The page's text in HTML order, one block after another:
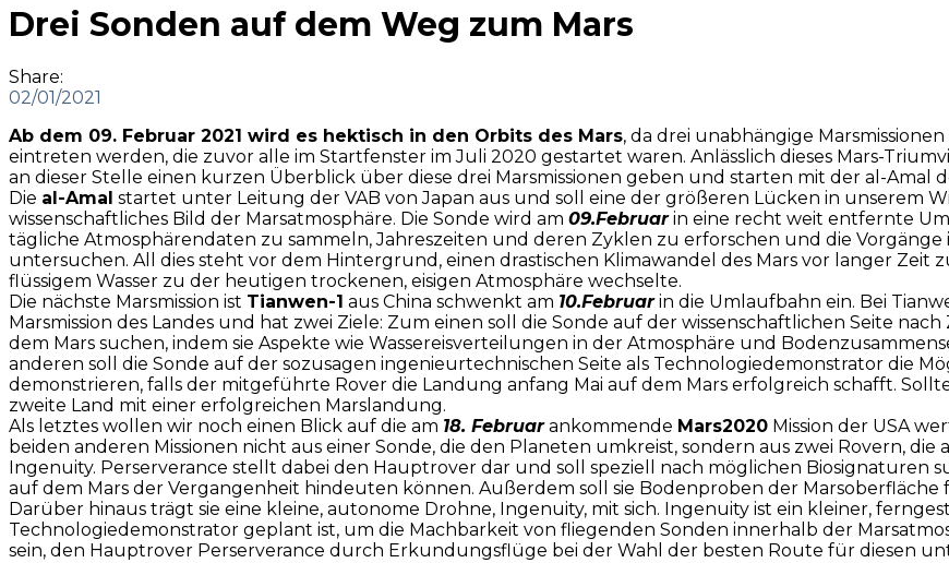
Drei Sonden auf dem Weg zum Mars
Share:
02/01/2021
Ab dem 09. Februar 2021 wird es hektisch in den Orbits des Mars, da drei unabhängige
eintreten werden, die zuvor alle im Startfenster im Juli 2020 gestartet waren. Anlässlich dieses Mars-
an dieser Stelle einen kurzen Überblick über diese drei Marsmissionen geben und starten mit der al-Amal
Die al-Amal startet unter Leitung der VAB von Japan aus und soll eine der größeren Lücken in unserem
wissenschaftliches Bild der Marsatmosphäre. Die Sonde wird am 09.Februarin eine recht weit entfernte
tägliche Atmosphärendaten zu sammeln, Jahreszeiten und deren Zyklen zu erforschen und die
untersuchen. All dies steht vor dem Hintergrund, einen drastischen Klimawandel des Mars vor langer Zeit
flüssigem Wasser zu der heutigen trockenen, eisigen Atmosphäre wechselte.
Die nächste Marsmission ist Tianwen-1 aus China schwenkt am 10.Februarin die Umlaufbahn ein. Bei
Marsmission des Landes und hat zwei Ziele: Zum einen soll die Sonde auf der wissenschaftlichen Seite
dem Mars suchen, indem sie Aspekte wie Wassereisverteilungen in der Atmosphäre und
anderen soll die Sonde auf der sozusagen ingenieurtechnischen Seite als Technologiedemonstrator die
demonstrieren, falls der mitgeführte Rover die Landung anfang Mai auf dem Mars erfolgreich schafft.
zweite Land mit einer erfolgreichen Marslandung.
Als letztes wollen wir noch einen Blick auf die am 18. Februarankommende Mars2020 Mission der USA
beiden anderen Missionen nicht aus einer Sonde, die den Planeten umkreist, sondern aus zwei Rovern,
Ingenuity. Perserverance stellt dabei den Hauptrover dar und soll speziell nach möglichen Biosignaturen
auf dem Mars der Vergangenheit hindeuten können. Außerdem soll sie Bodenproben der
Darüber hinaus trägt sie eine kleine, autonome Drohne, Ingenuity, mit sich. Ingenuity ist ein kleiner,
Technologiedemonstrator geplant ist, um die Machbarkeit von fliegenden Sonden innerhalb der
sein, den Hauptrover Perserverance durch Erkundungsflüge bei der Wahl der besten Route für diesen